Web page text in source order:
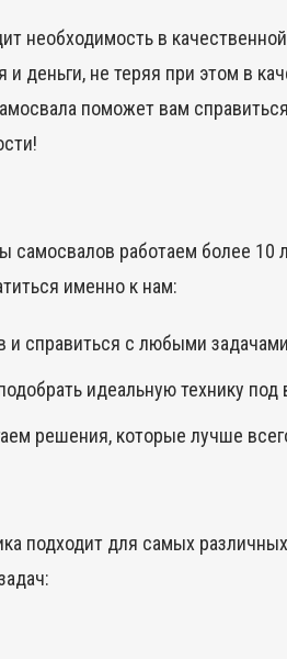
необходимость в
деньги, не теряя при этом в
поможет вам
работаем более 10
именно к нам:
и справиться с любыми
идеальную технику
решения, которые лучше
подходит для самых